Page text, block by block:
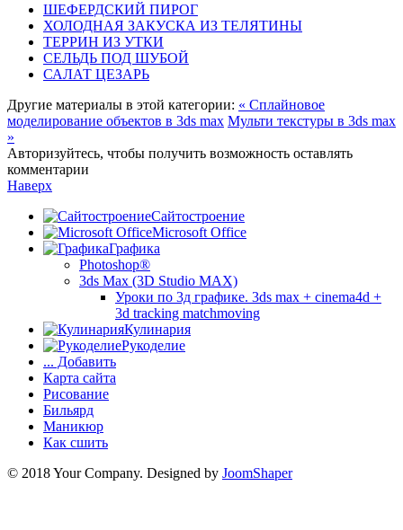
ШЕФЕРДСКИЙ ПИРОГ
ХОЛОДНАЯ ЗАКУСКА ИЗ ТЕЛЯТИНЫ
ТЕРРИН ИЗ УТКИ
СЕЛЬДЬ ПОД ШУБОЙ
САЛАТ ЦЕЗАРЬ
Другие материалы в этой категории: « Сплайновое
моделирование объектов в 3ds max Мульти текстуры в 3ds max
»
Авторизуйтесь, чтобы получить возможность оставлять
комментарии
Наверх
Сайтостроение
Microsoft Office
Графика
Photoshop®
3ds Max (3D Studio MAX)
Уроки по 3д графике. 3ds max + cinema4d +
3d tracking matchmoving
Кулинария
Рукоделие
... Добавить
Карта сайта
Рисование
Бильярд
Маникюр
Как сшить
© 2018 Your Company. Designed by JoomShaper